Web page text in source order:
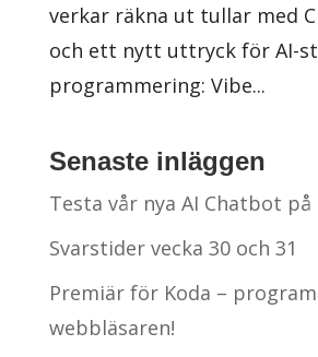
verkar räkna ut tullar med
och ett nytt uttryck för AI-
programmering: Vibe...
Senaste inläggen
Testa vår nya AI Chatbot på
Svarstider vecka 30 och 31
Premiär för Koda –
webbläsaren!